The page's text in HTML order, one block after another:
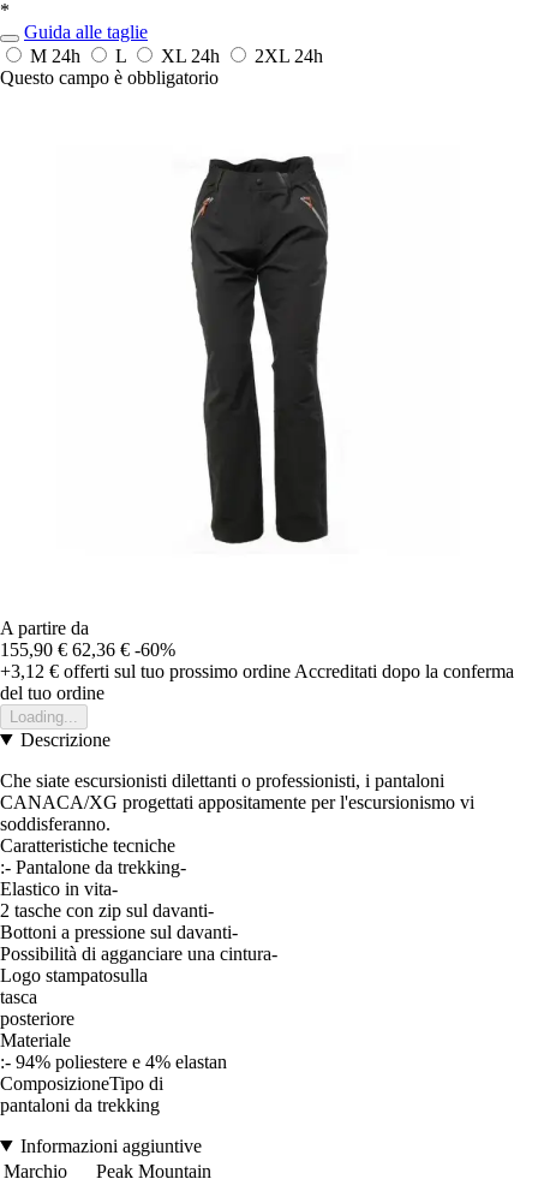
*
Guida alle taglie
M 24h L XL 24h 2XL 24h
Questo campo è obbligatorio
A partire da
155,90 € 62,36 € -60%
+3,12 € offerti sul tuo prossimo ordine Accreditati dopo la conferma
del tuo ordine
Loading...
Descrizione
Che siate escursionisti dilettanti o professionisti, i pantaloni
CANACA/XG progettati appositamente per l'escursionismo vi
soddisferanno.
Caratteristiche tecniche
:- Pantalone da trekking-
Elastico in vita-
2 tasche con zip sul davanti-
Bottoni a pressione sul davanti-
Possibilità di agganciare una cintura-
Logo stampatosulla
tasca
posteriore
Materiale
:- 94% poliestere e 4% elastan
ComposizioneTipo di
pantaloni da trekking
Informazioni aggiuntive
Marchio
Peak Mountain